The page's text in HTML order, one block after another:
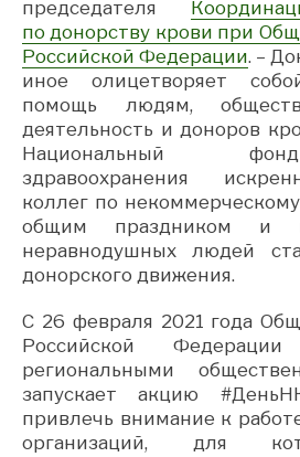
председателя
по донорству крови при
Российской Федерации. –
иное олицетворяет
помощь людям,
деятельность и доноров
Национальный
здравоохранения
коллег по
общим праздником и
неравнодушных людей
донорского движения.
С 26 февраля 2021 года
Российской
региональными
запускает акцию
привлечь внимание к
организаций, для